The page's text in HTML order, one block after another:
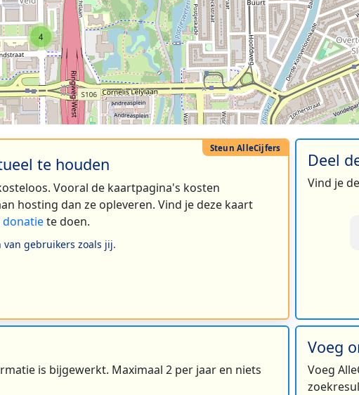
4
2
te houden
Vooral de kaartpagina's kosten
hosting dan ze opleveren. Vind je deze kaart
donatiete doen.
gebruikers zoals jij.
Deel
Vind je
is bijgewerkt. Maximaal 2 per jaar en niets
Voeg
Voeg